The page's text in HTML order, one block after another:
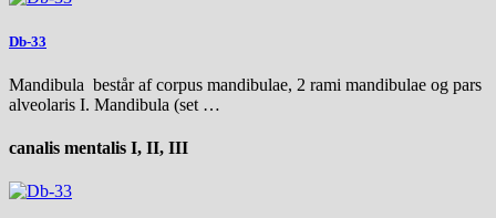
Db-33
Mandibula består af corpus mandibulae, 2 rami mandibulae og pars
alveolaris I. Mandibula (set …
canalis mentalis I, II, III